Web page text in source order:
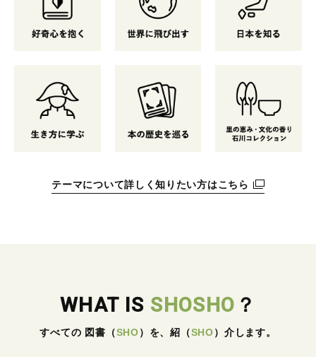
テーマについて詳しく知りたい方はこちら
WHAT IS SHOSHO ？
すべての 図書 （SHO） を、紹 （SHO） 介します。